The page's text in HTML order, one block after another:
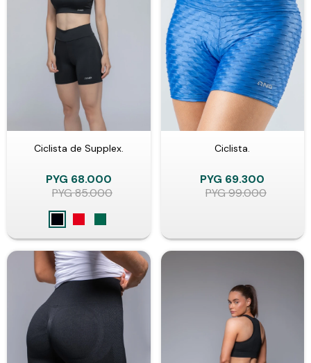
Ciclista de Supplex.
PYG 68.000
PYG85.000
Ciclista.
PYG 69.300
PYG99.000